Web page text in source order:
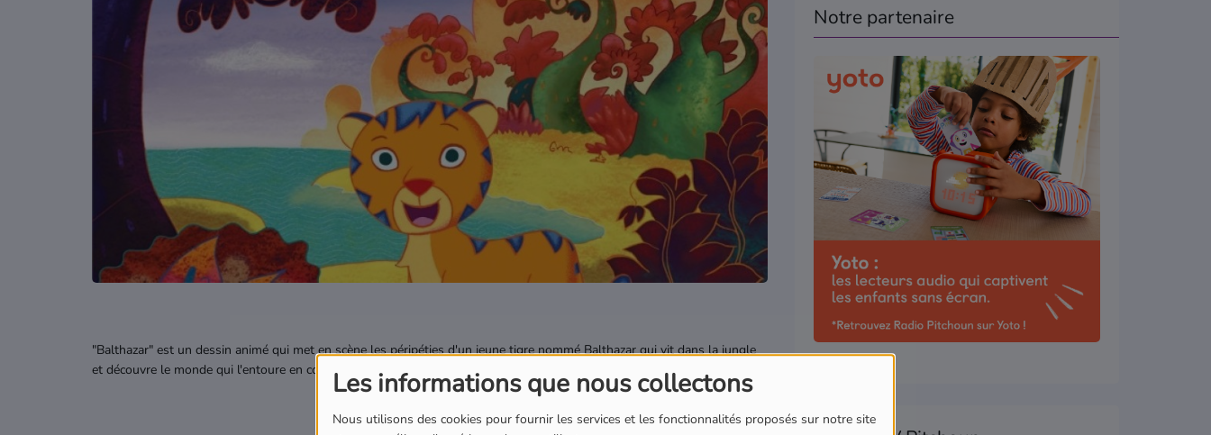
Les informations que nous collectons
Nous utilisons des cookies pour fournir les services et les fonctionnalités proposés sur notre site
Grille des programmes Radio
"Balthazar" est un dessin animé qui met en scène les péripéties d'un jeune tigre nommé Balthazar qui vit dans la jungle
et découvre le monde qui l'entoure en compagnie de ses amis animaux.
Notre partenaire